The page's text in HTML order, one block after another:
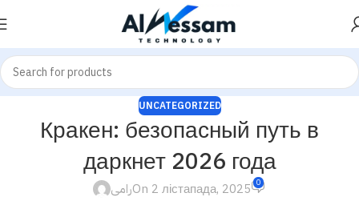
UNCATEGORIZED
Кракен: безопасный путь в
даркнет 2026 года
رامىOn 2 лістапада, 2025 0